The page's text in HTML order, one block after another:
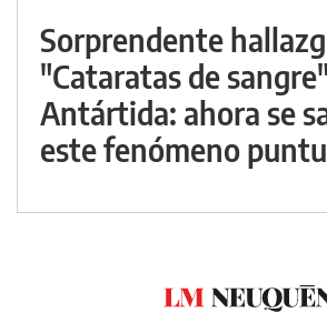
Sorprendente
"Cataratas de
Antártida: ahora se
este fenómeno